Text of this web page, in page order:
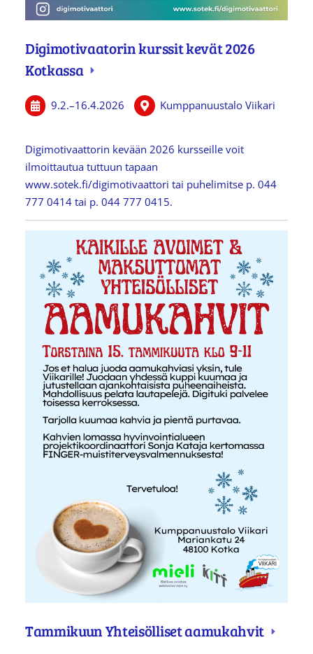
Digimotivaatorin kurssit kevät 2026
Kotkassa
9.2.–16.4.2026 Kumppanuustalo Viikari
Digimotivaattorin kevään 2026 kursseille voit
ilmoittautua tuttuun tapaan
www.sotek.fi/digimotivaattori tai puhelimitse p. 044
777 0414 tai p. 044 777 0415.
Tammikuun Yhteisölliset aamukahvit